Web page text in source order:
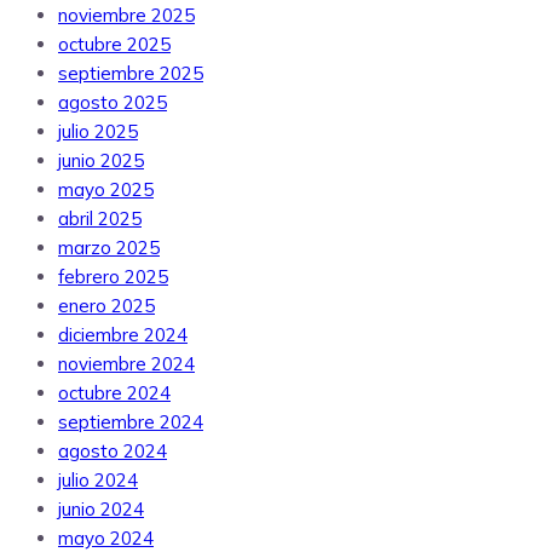
noviembre 2025
octubre 2025
septiembre 2025
agosto 2025
julio 2025
junio 2025
mayo 2025
abril 2025
marzo 2025
febrero 2025
enero 2025
diciembre 2024
noviembre 2024
octubre 2024
septiembre 2024
agosto 2024
julio 2024
junio 2024
mayo 2024